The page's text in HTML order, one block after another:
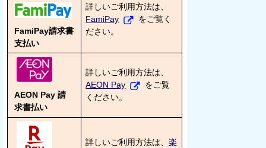
FamiPay請求書
支払い
詳しいご利用方法は、
FamiPay
をご覧く
ださい。
AEON Pay 請
求書払い
詳しいご利用方法は、
AEON Pay
をご覧
ください。
詳しいご利用方法は、楽